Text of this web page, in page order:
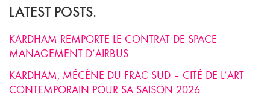
LATEST POSTS.
KARDHAM REMPORTE LE CONTRAT DE SPACE
MANAGEMENT D’AIRBUS
KARDHAM, MÉCÈNE DU FRAC SUD – CITÉ DE L’ART
CONTEMPORAIN POUR SA SAISON 2026